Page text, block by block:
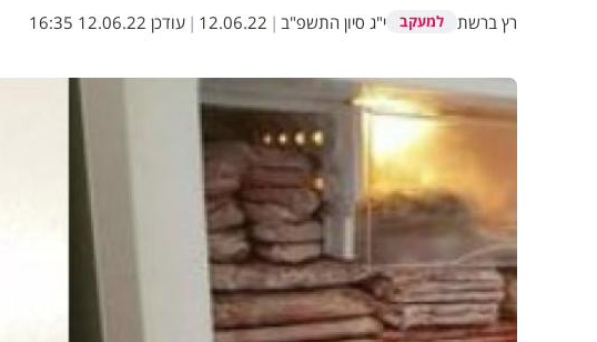
רץ ברשת למעקב י"ג סיון התשפ"ב |
12.06.22
| עודכן 12.06.22 16:35